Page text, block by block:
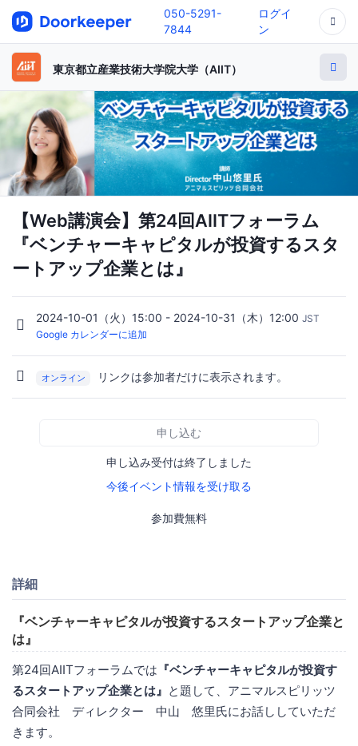
050-5291-
7844
ログイ
ン
東京都立産業技術大学院大学（AIIT）
【Web講演会】第24回AIITフォーラム
『ベンチャーキャピタルが投資するスタ
ートアップ企業とは』
2024-10-01（火）15:00 - 2024-10-31（木）12:00 JST
Google カレンダーに追加
オンライン リンクは参加者だけに表示されます。
申し込む
申し込み受付は終了しました
今後イベント情報を受け取る
参加費無料
詳細
『ベンチャーキャピタルが投資するスタートアップ企業と
は』
第24回AIITフォーラムでは 『ベンチャーキャピタルが投資す
るスタートアップ企業とは』 と題して、アニマルスピリッツ
合同会社 ディレクター 中山 悠里氏にお話ししていただ
きます。